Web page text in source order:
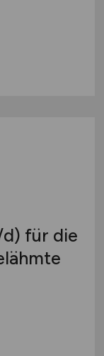
für die